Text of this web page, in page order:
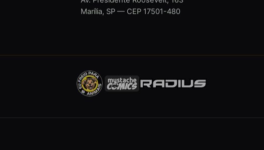
Marília, SP — CEP 17501-480